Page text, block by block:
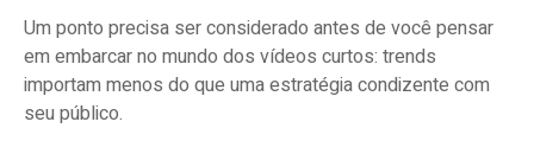
Um ponto precisa ser considerado antes de você pensar
em embarcar no mundo dos vídeos curtos: trends
importam menos do que uma estratégia condizente com
seu público.